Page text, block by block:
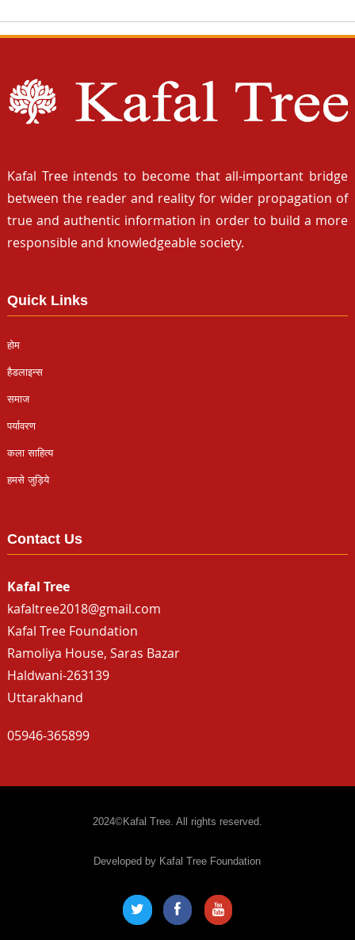
Kafal Tree intends to become that all-important bridge
between the reader and reality for wider propagation of
true and authentic information in order to build a more
responsible and knowledgeable society.
Quick Links
होम
हैडलाइन्स
समाज
पर्यावरण
कला साहित्य
हमसे जुड़िये
Contact Us
Kafal Tree
kafaltree2018@gmail.com
Kafal Tree Foundation
Ramoliya House, Saras Bazar
Haldwani-263139
Uttarakhand
05946-365899
2024©Kafal Tree. All rights reserved.
Developed by Kafal Tree Foundation